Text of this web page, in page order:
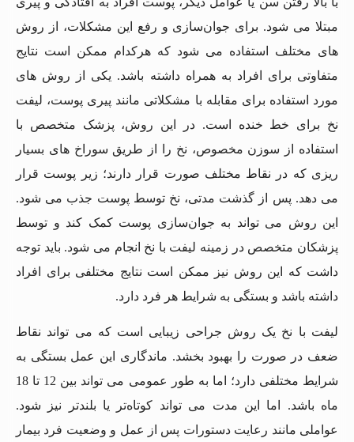
مبتلا می ‌شود. برای جوان‌سازی و رفع این مشکلات، از روش‌
های مختلف استفاده می‌ شود که هرکدام ممکن است نتایج
متفاوتی برای افراد به همراه داشته باشد. یکی از روش ‌های
مورد استفاده برای مقابله با مشکلاتی مانند پیری پوست، لیفت
نخ برای خط خنده است. در این روش، پزشک متخصص با
استفاده از سوزن مخصوص، نخ را از طریق سوراخ ‌های بسیار
ریزی که در نقاط مختلف صورت قرار دارند؛ زیر پوست قرار
می‌ دهد. پس از گذشت مدتی، نخ توسط پوست جذب می‌ شود.
این روش می ‌تواند به جوان‌سازی پوست کمک کند و توسط
پزشکان متخصص در زمینه لیفت با نخ انجام می‌ شود. باید توجه
داشت که این روش نیز ممکن است نتایج مختلفی برای افراد
داشته باشد و بستگی به شرایط هر فرد دارد.
لیفت با نخ یک روش جراحی زیبایی است که می‌ تواند نقاط
ضعف در صورت را بهبود بخشد. ماندگاری این عمل بستگی به
شرایط مختلفی دارد؛ اما به طور عمومی می ‌تواند بین 12 تا 18
ماه باشد. اما این مدت می ‌تواند کوتاه‌تر یا بلندتر نیز شود.
عواملی مانند رعایت دستورات پس از عمل و وضعیت فرد بیمار